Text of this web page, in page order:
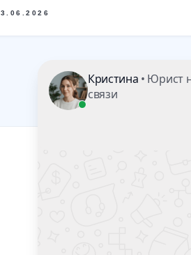
г. Ростов-на-Дону, ул.